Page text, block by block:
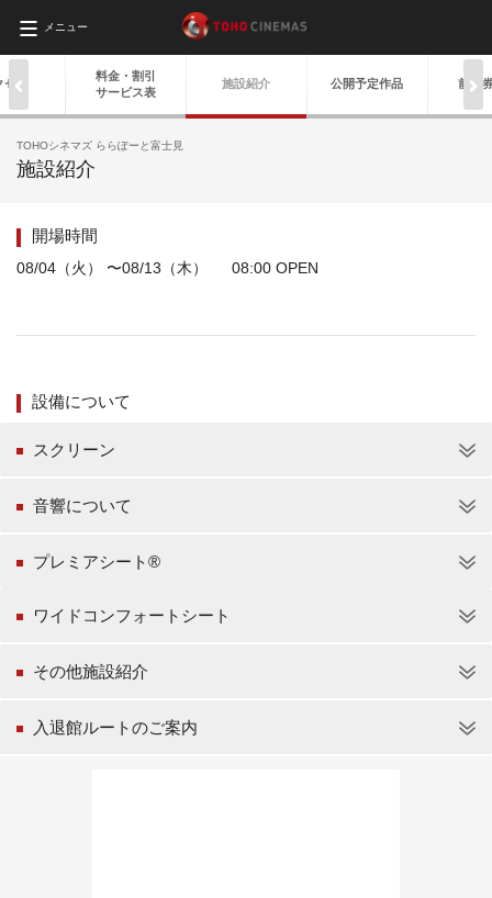
メニュー
ス
料金・ 割引
サービス表
施設紹介 公開予定作品 前売
TOHOシネマズ ららぽーと富士見
施設紹介
開場時間
08/04（火） 〜08/13（木） 08:00 OPEN
設備について
スクリーン
音響について
プレミアシート®
ワイドコンフォートシート
その他施設紹介
入退館ルートのご案内